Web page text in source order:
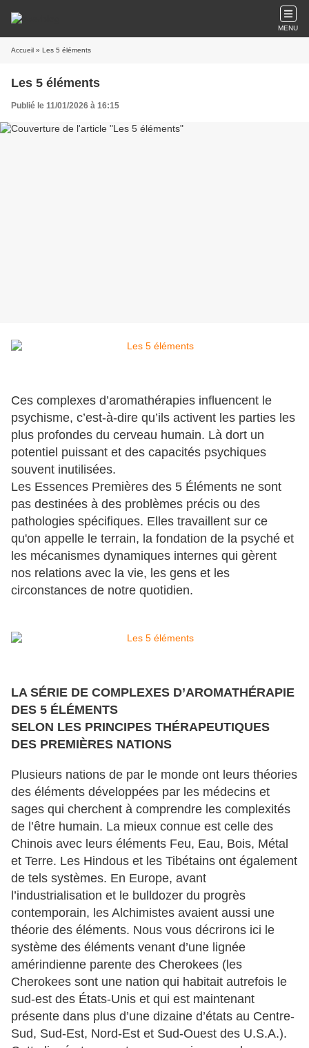
MENU
Accueil » Les 5 éléments
Les 5 éléments
Publié le 11/01/2026 à 16:15
Ces complexes d’aromathérapies influencent le
psychisme, c’est-à-dire qu’ils activent les parties les
plus profondes du cerveau humain. Là dort un
potentiel puissant et des capacités psychiques
souvent inutilisées.
Les Essences Premières des 5 Éléments ne sont
pas destinées à des problèmes précis ou des
pathologies spécifiques. Elles travaillent sur ce
qu'on appelle le terrain, la fondation de la psyché et
les mécanismes dynamiques internes qui gèrent
nos relations avec la vie, les gens et les
circonstances de notre quotidien.
LA SÉRIE DE COMPLEXES D’AROMATHÉRAPIE
DES 5 ÉLÉMENTS
SELON LES PRINCIPES THÉRAPEUTIQUES
DES PREMIÈRES NATIONS
Plusieurs nations de par le monde ont leurs théories
des éléments développées par les médecins et
sages qui cherchent à comprendre les complexités
de l’être humain. La mieux connue est celle des
Chinois avec leurs éléments Feu, Eau, Bois, Métal
et Terre. Les Hindous et les Tibétains ont également
de tels systèmes. En Europe, avant
l’industrialisation et le bulldozer du progrès
contemporain, les Alchimistes avaient aussi une
théorie des éléments. Nous vous décrirons ici le
système des éléments venant d’une lignée
amérindienne parente des Cherokees (les
Cherokees sont une nation qui habitait autrefois le
sud-est des États-Unis et qui est maintenant
présente dans plus d’une dizaine d’états au Centre-
Sud, Sud-Est, Nord-Est et Sud-Ouest des U.S.A.).